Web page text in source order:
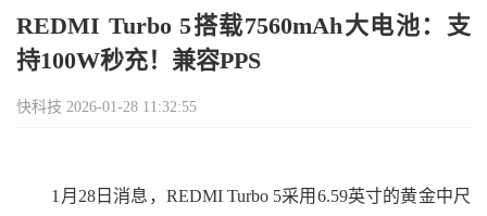
REDMI Turbo 5搭载7560mAh大电池：支
持100W秒充！兼容PPS
快科技 2026-01-28 11:32:55
1月28日消息，REDMI Turbo 5采用6.59英寸的黄金中尺